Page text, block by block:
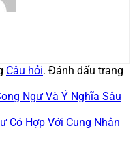
Câu hỏi. Đánh dấu trang
Ngư Và Ý Nghĩa Sâu
Có Hợp Với Cung Nhân